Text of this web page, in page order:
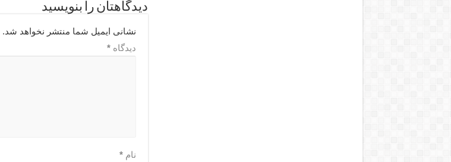
دیدگاهتان را بنویسید
نشانی ایمیل شما منتشر نخواهد شد.
دیدگاه*
نام*